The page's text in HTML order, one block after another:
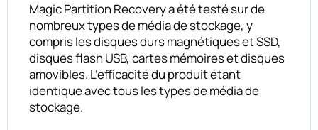
Magic Partition Recovery a été testé sur de
nombreux types de média de stockage, y
compris les disques durs magnétiques et SSD,
disques flash USB, cartes mémoires et disques
amovibles. L’efficacité du produit étant
identique avec tous les types de média de
stockage.